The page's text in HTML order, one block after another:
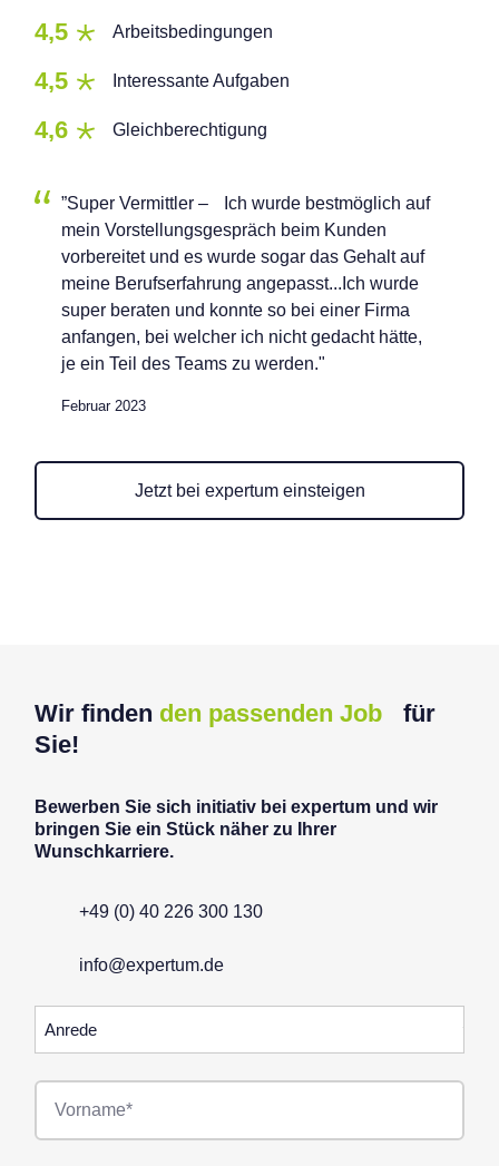
4,5 Arbeitsbedingungen
4,5 Interessante Aufgaben
4,6 Gleichberechtigung
”Super Vermittler – Ich wurde bestmöglich auf
mein Vorstellungsgespräch beim Kunden
vorbereitet und es wurde sogar das Gehalt auf
meine Berufserfahrung angepasst...Ich wurde
super beraten und konnte so bei einer Firma
anfangen, bei welcher ich nicht gedacht hätte,
je ein Teil des Teams zu werden."
Februar 2023
Jetzt bei expertum einsteigen
Wir finden den passenden Job für
Sie!
Bewerben Sie sich initiativ bei expertum und wir
bringen Sie ein Stück näher zu Ihrer
Wunschkarriere.
+49 (0) 40 226 300 130
info@expertum.de
Vorname*